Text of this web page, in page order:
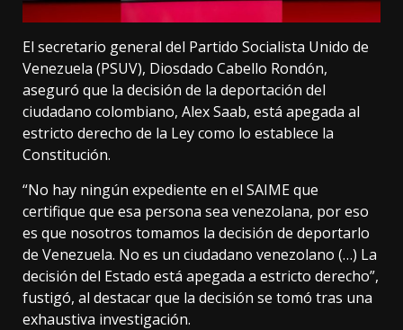
El secretario general del Partido Socialista Unido de
Venezuela (PSUV), Diosdado Cabello Rondón,
aseguró que la decisión de la deportación del
ciudadano colombiano, Alex Saab, está apegada al
estricto derecho de la Ley como lo establece la
Constitución.
“No hay ningún expediente en el SAIME que
certifique que esa persona sea venezolana, por eso
es que nosotros tomamos la decisión de deportarlo
de Venezuela. No es un ciudadano venezolano (…) La
decisión del Estado está apegada a estricto derecho”,
fustigó, al destacar que la decisión se tomó tras una
exhaustiva investigación.